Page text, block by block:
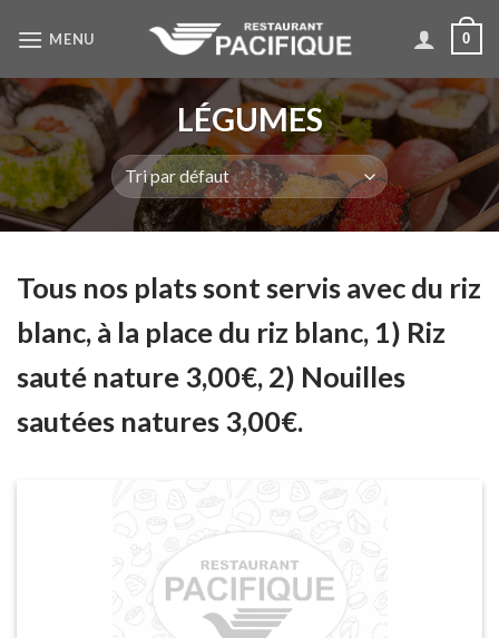
MENU 0
LÉGUMES
Tous nos plats sont servis avec du riz
blanc, à la place du riz blanc, 1) Riz
sauté nature 3,00€, 2) Nouilles
sautées natures 3,00€.